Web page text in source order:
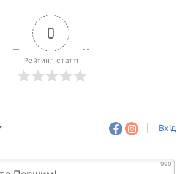
0
Рейтинг статті
Вхід
990